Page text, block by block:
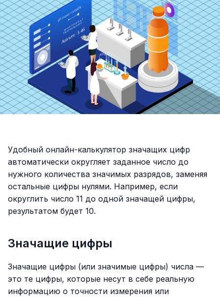
Удобный онлайн-калькулятор значащих цифр
автоматически округляет заданное число до
нужного количества значимых разрядов, заменяя
остальные цифры нулями. Например, если
округлить число 11 до одной значащей цифры,
результатом будет 10.
Значащие цифры
Значащие цифры (или значимые цифры) числа —
это те цифры, которые несут в себе реальную
информацию о точности измерения или